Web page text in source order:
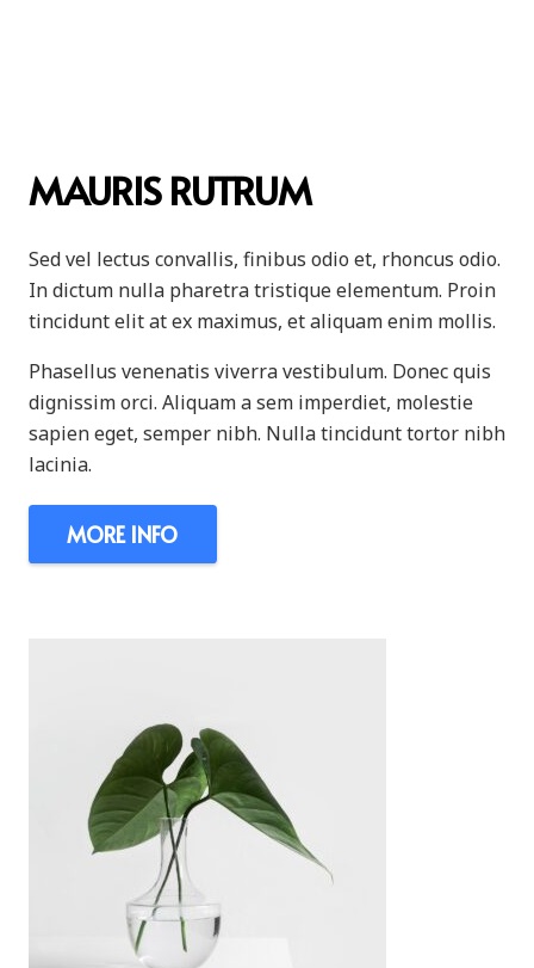
MAURIS RUTRUM
Sed vel lectus convallis, finibus odio et, rhoncus odio.
In dictum nulla pharetra tristique elementum. Proin
tincidunt elit at ex maximus, et aliquam enim mollis.
Phasellus venenatis viverra vestibulum. Donec quis
dignissim orci. Aliquam a sem imperdiet, molestie
sapien eget, semper nibh. Nulla tincidunt tortor nibh
lacinia.
MORE INFO